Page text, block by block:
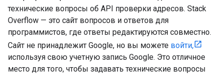
технические вопросы об API проверки адресов. Stack
Overflow — это сайт вопросов и ответов для
программистов, где ответы редактируются совместно.
Сайт не принадлежит Google, но вы можете войти,
используя свою учетную запись Google. Это отличное
место для того, чтобы задавать технические вопросы